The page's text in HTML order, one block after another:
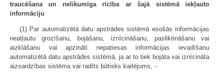
traucēšana un nelikumīga rīcība ar šajā sistēmā iekļauto
informāciju
(1) Par automatizētā datu apstrādes sistēmā esošās informācijas
neatļautu grozīšanu, bojāšanu, iznīcināšanu, pasliktināšanu vai
aizklāšanu vai apzināti nepatiesas informācijas ievadīšanu
automatizētā datu apstrādes sistēmā, ja ar to tiek bojāta vai iznīcināta
aizsardzības sistēma vai radīts būtisks kaitējums, -